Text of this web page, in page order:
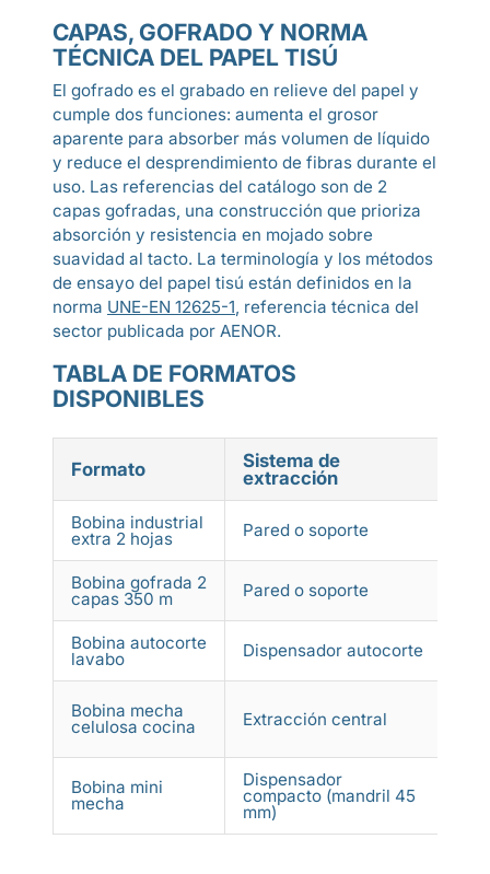
CAPAS, GOFRADO Y NORMA
TÉCNICA DEL PAPEL TISÚ
El gofrado es el grabado en relieve del papel y
cumple dos funciones: aumenta el grosor
aparente para absorber más volumen de líquido
y reduce el desprendimiento de fibras durante el
uso. Las referencias del catálogo son de 2
capas gofradas, una construcción que prioriza
absorción y resistencia en mojado sobre
suavidad al tacto. La terminología y los métodos
de ensayo del papel tisú están definidos en la
norma UNE-EN 12625-1, referencia técnica del
sector publicada por AENOR.
TABLA DE FORMATOS
DISPONIBLES
Formato
Sistema de
extracción
Bobina industrial
extra 2 hojas Pared o soporte
Bobina gofrada 2
capas 350 m Pared o soporte
Bobina autocorte
lavabo Dispensador autocorte
Bobina mecha
celulosa cocina Extracción central
Bobina mini
mecha
Dispensador
compacto (mandril 45
mm)